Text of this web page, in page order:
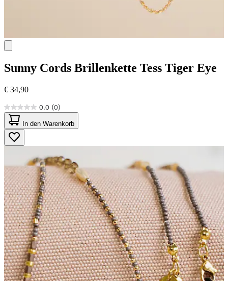
Sunny Cords Brillenkette Tess Tiger Eye
€ 34,90
0.0 (0)
0.0
von
5
Sternen.
In den Warenkorb